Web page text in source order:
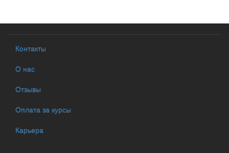
Контакты
О нас
Отзывы
Оплата за курсы
Карьера